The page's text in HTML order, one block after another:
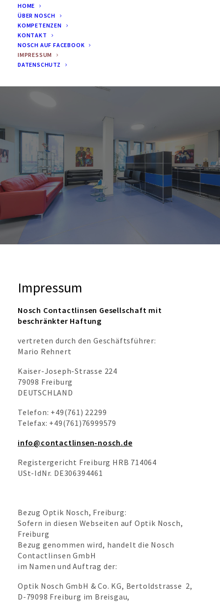
HOME
ÜBER NOSCH
KOMPETENZEN
KONTAKT
NOSCH AUF FACEBOOK
IMPRESSUM
DATENSCHUTZ
Impressum
Nosch Contactlinsen Gesellschaft mit
beschränkter Haftung
vertreten durch den Geschäftsführer:
Mario Rehnert
Kaiser-Joseph-Strasse 224
79098 Freiburg
DEUTSCHLAND
Telefon: +49(761) 22299
Telefax: +49(761)76999579
info@contactlinsen-nosch.de
Registergericht Freiburg HRB 714064
USt-IdNr. DE306394461
Bezug Optik Nosch, Freiburg:
Sofern in diesen Webseiten auf Optik Nosch,
Freiburg
Bezug genommen wird, handelt die Nosch
Contactlinsen GmbH
im Namen und Auftrag der:
Optik Nosch GmbH & Co. KG, Bertoldstrasse 2,
D-79098 Freiburg im Breisgau,